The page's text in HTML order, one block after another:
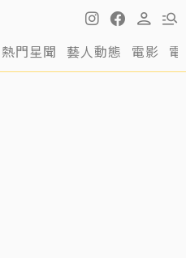
熱門星聞 藝人動態 電影